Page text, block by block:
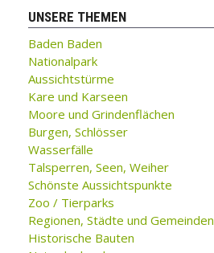
UNSERE THEMEN
Baden Baden
Nationalpark
Aussichtstürme
Kare und Karseen
Moore und Grindenflächen
Burgen, Schlösser
Wasserfälle
Talsperren, Seen, Weiher
Schönste Aussichtspunkte
Zoo / Tierparks
Regionen, Städte und Gemeinden
Historische Bauten